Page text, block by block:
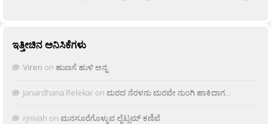
ಇತ್ತೀಚಿನ ಅನಿಸಿಕೆಗಳು
Viren on ಹುಣಸೆ ಹುಳಿ ಅನ್ನ
Janardhana Relekar on ಮರದ ನೆರಳನು ಮರವೇ ನುಂಗಿ ಹಾಕಿದಾಗ…
rjnivah on ಮನಸೂರೆಗೊಳ್ಳುವ ಲೈಟ್ಲಮ್ ಕಣಿವೆ